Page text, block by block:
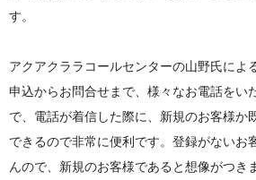
す。
アクアクララコールセンターの山野氏によ
申込からお問合せまで、様々なお電話をい
で、電話が着信した際に、新規のお客様か
できるので非常に便利です。登録がないお
んので、新規のお客様であると想像がつき